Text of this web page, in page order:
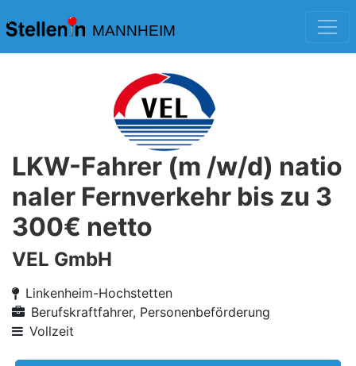
MANNHEIM
LKW-Fahrer (m /w/d) natio
naler Fernverkehr bis zu 3
300€ netto
VEL GmbH
Linkenheim-Hochstetten
Berufskraftfahrer, Personenbeförderung
Vollzeit